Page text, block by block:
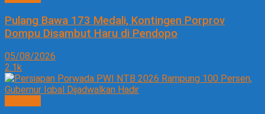
Pulang Bawa 173 Medali, Kontingen Porprov
Dompu Disambut Haru di Pendopo
05/08/2026
2.1k